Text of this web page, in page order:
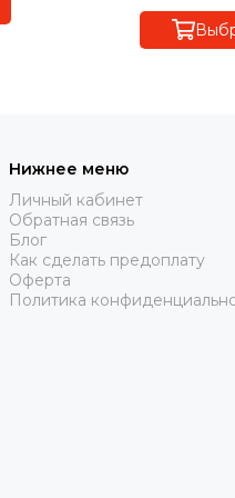
Нижнее меню
Личный кабинет
Обратная связь
Блог
Как сделать предоплату
Оферта
Политика